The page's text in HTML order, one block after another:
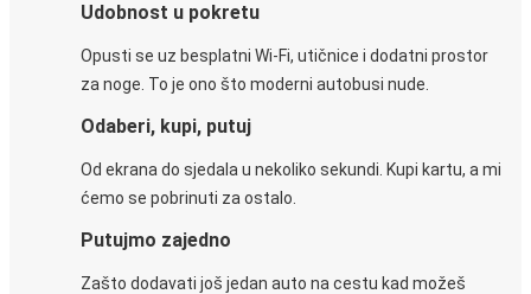
Udobnost u pokretu
Opusti se uz besplatni Wi-Fi, utičnice i dodatni prostor
za noge. To je ono što moderni autobusi nude.
Odaberi, kupi, putuj
Od ekrana do sjedala u nekoliko sekundi. Kupi kartu, a mi
ćemo se pobrinuti za ostalo.
Putujmo zajedno
Zašto dodavati još jedan auto na cestu kad možeš